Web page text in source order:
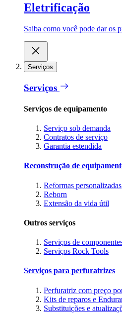
Eletrificação
Saiba como você pode dar os
Serviços
Serviços
Serviços de equipamento
Serviço sob demanda
Contratos de serviço
Garantia estendida
Reconstrução de
Reformas personalizadas
Reborn
Extensão da vida útil
Outros serviços
Serviços de
Serviços Rock Tools
Serviços para perfuratrizes
Perfuratriz com preço
Kits de reparos e
Substituições e